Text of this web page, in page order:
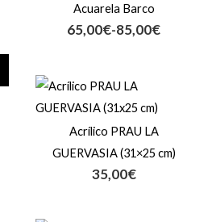
Acuarela Barco
65,00€-85,00€
precios:
desde
85,00€
Acrílico PRAU LA
GUERVASIA (31×25 cm)
35,00€